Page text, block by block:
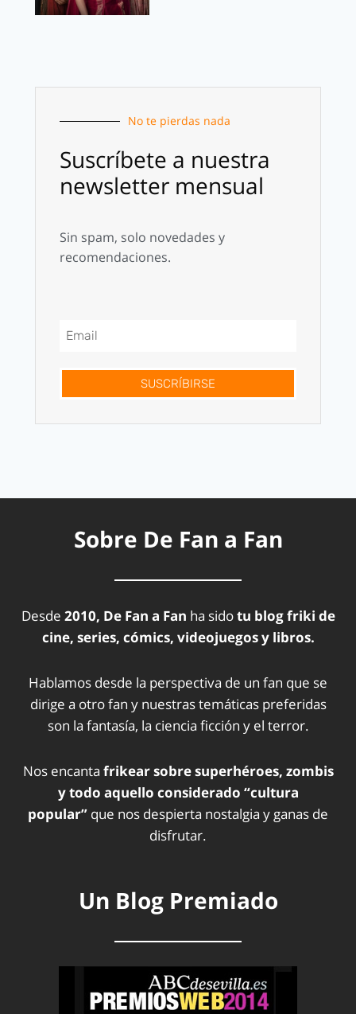
No te pierdas nada
Suscríbete a nuestra
newsletter mensual
Sin spam, solo novedades y
recomendaciones.
SUSCRÍBIRSE
Sobre De Fan a Fan
Desde 2010, De Fan a Fan ha sidotu blog friki de
cine, series, cómics, videojuegos y libros.
Hablamos desde la perspectiva de un fan que se
dirige a otro fan y nuestras temáticas preferidas
son la fantasía, la ciencia ficción y el terror.
Nos encanta frikear sobre superhéroes, zombis
y todo aquello considerado “cultura
popular” que nos despierta nostalgia y ganas de
disfrutar.
Un Blog Premiado